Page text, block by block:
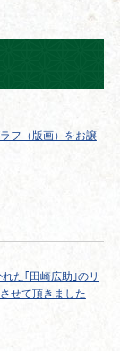
フ（版画）をお譲
た｢田崎広助｣のリ
せて頂きました